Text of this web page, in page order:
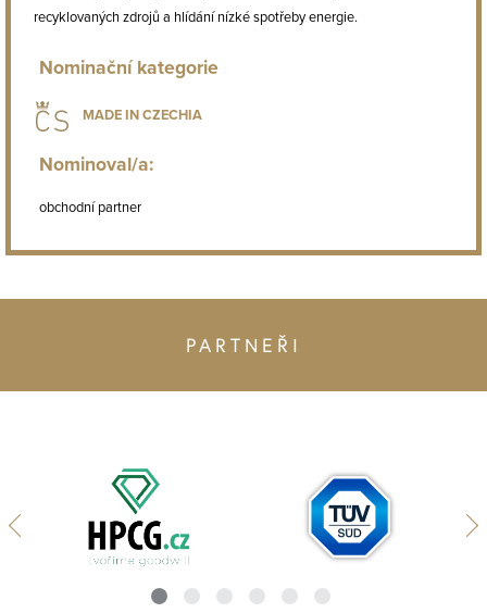
recyklovaných zdrojů a hlídání nízké spotřeby energie.
Nominační kategorie
MADE IN CZECHIA
Nominoval/a:
obchodní partner
PARTNEŘI